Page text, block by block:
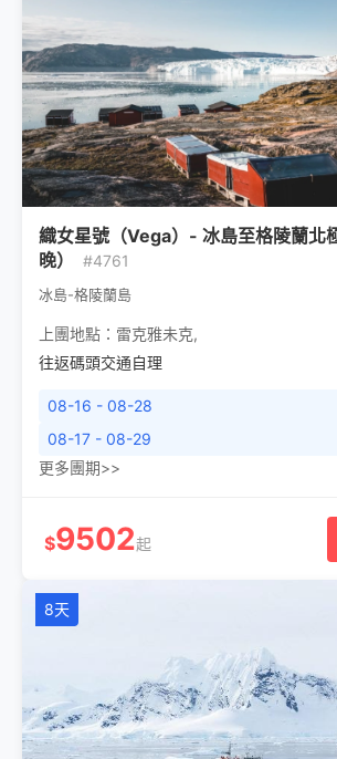
織女星號（Vega）- 冰島至格陵蘭北
晚）
#4761
冰島-格陵蘭島
上團地點： 雷克雅未克,
往返碼頭交通自理
08-16 - 08-28
08-17 - 08-29
更多團期>>
$9502起
8天